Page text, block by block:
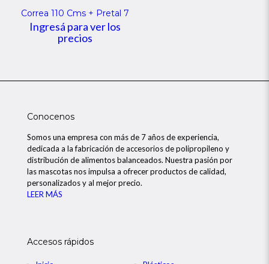
Correa 110 Cms + Pretal 7
Ingresá para ver los
precios
Conocenos
Somos una empresa con más de 7 años de experiencia,
dedicada a la fabricación de accesorios de polipropileno y
distribución de alimentos balanceados. Nuestra pasión por
las mascotas nos impulsa a ofrecer productos de calidad,
personalizados y al mejor precio.
LEER MÁS
Accesos rápidos